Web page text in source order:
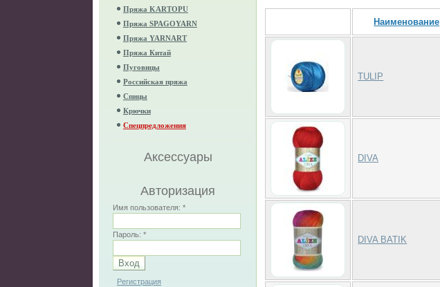
Пряжа KARTOPU
Пряжа SPAGOYARN
Пряжа YARNART
Пряжа Китай
Пуговицы
Российская пряжа
Спицы
Крючки
Спецпредложения
Аксессуары
Авторизация
Имя пользователя:*
Пароль:*
Регистрация
Наименование
TULIP
DIVA
DIVA BATIK